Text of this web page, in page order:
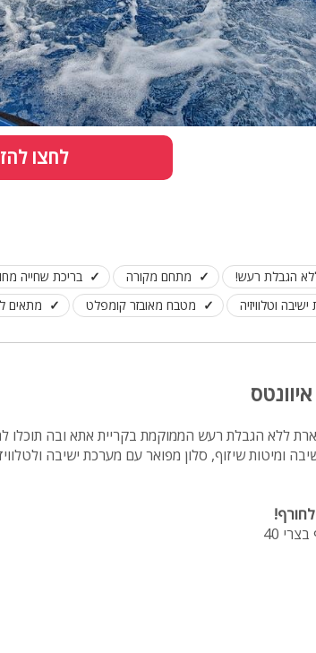
לחצו
הגבלת רעש! מתחם מקורה בריכת שחייה
וטלוויזיה
מטבח מאובזר קומפלט מתאים
ללא הגבלת רעש הממוקמת בקריית אתא ובה
40